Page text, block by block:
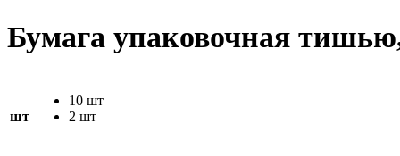
Бумага упаковочная
шт
10 шт
2 шт